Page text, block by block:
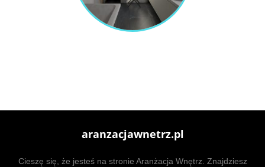
aranzacjawnetrz.pl
Cieszę się, że jesteś na stronie Aranżacja Wnętrz. Znajdziesz